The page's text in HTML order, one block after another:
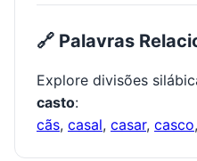
🔗 Palavras
Explore divisões
casto:
cãs, casal, casar, casco,